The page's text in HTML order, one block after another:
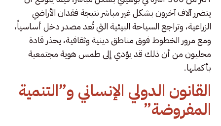
يتضرر آلاف آخرون بشكل غير مباشر نتيجة فقدان الأراضي
الزراعية، وتراجع السياحة البيئية التي تُعد مصدر دخل أساسياً،
ومع مرور الخطوط فوق مناطق دينية وثقافية، يحذر قادة
محليون من أن ذلك قد يؤدي إلى طمس هوية مجتمعية
بأكملها.
القانون الدولي الإنساني و”التنمية
المفروضة”